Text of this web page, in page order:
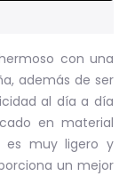
con una
además de ser
al día a día
en material
es muy ligero y
un mejor